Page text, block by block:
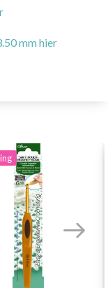
mm hier